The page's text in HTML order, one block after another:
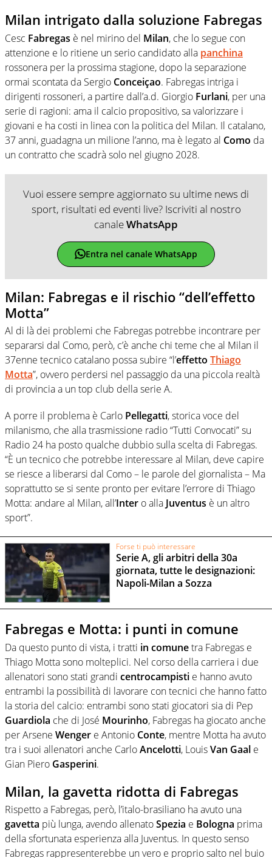
Milan intrigato dalla soluzione Fabregas
Cesc Fabregas è nel mirino del Milan, che lo segue con
attenzione e lo ritiene un serio candidato alla panchina
rossonera per la prossima stagione, dopo la separazione
ormai scontata da Sergio Conceiçao. Fabregas intriga i
dirigenti rossoneri, a partire dall’a.d. Giorgio Furlani, per una
serie di ragioni: ama il calcio propositivo, sa valorizzare i
giovani e ha costi in linea con la politica del Milan. Il catalano,
37 anni, guadagna un milione l’anno, ma è legato al Como da
un contratto che scadrà solo nel giugno 2028.
Vuoi essere sempre aggiornato su ultime news di
sport, risultati ed eventi live? Iscriviti al nostro
canaleWhatsApp
Entra nel canale WhatsApp
Milan: Fabregas e il rischio “dell’effetto
Motta”
Al di là dei problemi che Fabregas potrebbe incontrare per
separarsi dal Como, però, c’è anche chi teme che al Milan il
37enne tecnico catalano possa subire “l’effetto Thiago
Motta”, ovvero perdersi nel passaggio da una piccola realtà
di provincia a un top club della serie A.
A porre il problema è Carlo Pellegatti, storica voce del
milanismo, che alla trasmissione radio “Tutti Convocati” su
Radio 24 ha posto qualche dubbio sulla scelta di Fabregas.
“È un tecnico che potrebbe interessare al Milan, deve capire
se riesce a liberarsi dal Como – le parole del giornalista – Ma
soprattutto se si sente pronto per evitare l’errore di Thiago
Motta: andare al Milan, all’Inter o alla Juventus è un altro
sport”.
Forse ti può interessare
Serie A, gli arbitri della 30a
giornata, tutte le designazioni:
Napoli-Milan a Sozza
Fabregas e Motta: i punti in comune
Da questo punto di vista, i tratti in comunetra Fabregas e
Thiago Motta sono molteplici. Nel corso della carriera i due
allenatori sono stati grandi centrocampisti e hanno avuto
entrambi la possibilità di lavorare con tecnici che hanno fatto
la storia del calcio: entrambi sono stati giocatori sia di Pep
Guardiola che di José Mourinho, Fabregas ha giocato anche
per Arsene Wenger e Antonio Conte, mentre Motta ha avuto
tra i suoi allenatori anche CarloAncelotti, LouisVan Gaal e
Gian Piero Gasperini.
Milan, la gavetta ridotta di Fabregas
Rispetto a Fabregas, però, l’italo-brasiliano ha avuto una
gavetta più lunga, avendo allenatoSpezia e Bologna prima
della sfortunata esperienza alla Juventus. In questo senso
Fabregas rappresenterebbe un vero e proprio salto nel buio